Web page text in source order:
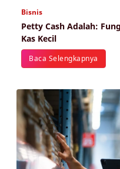
Bisnis
Petty Cash Adalah:
Kas Kecil
Baca Selengkapnya